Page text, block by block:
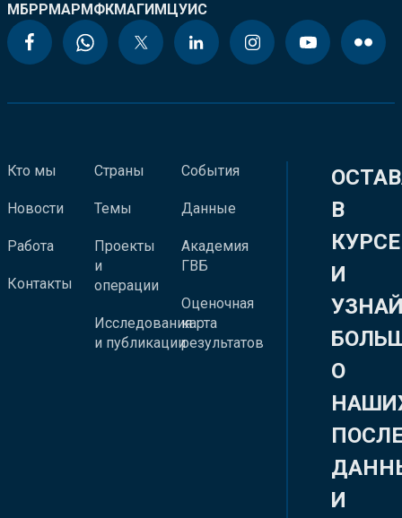
МБРРМАРМФКМАГИМЦУИС
Кто мы
Новости
Работа
Контакты
Страны
Темы
Проекты
и
операции
Исследования
и публикации
События
Данные
Академия
ГВБ
Оценочная
карта
результатов
В
КУРСЕ
И
О
И